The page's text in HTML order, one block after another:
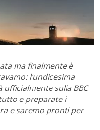
ma finalmente è
l’undicesima
sulla BBC
e preparate i
e saremo pronti per